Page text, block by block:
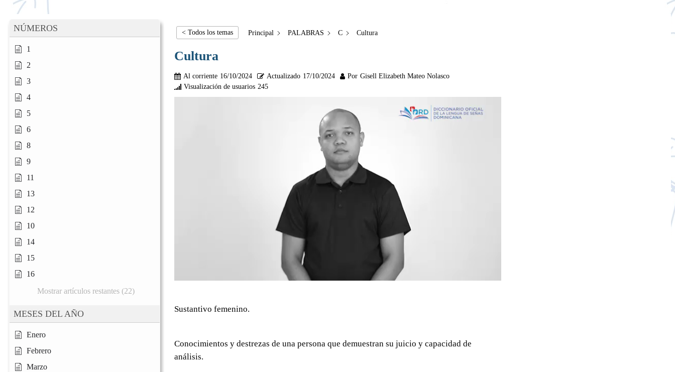
NÚMEROS
1
2
3
4
5
6
8
9
11
13
12
10
14
15
16
Mostrar artículos restantes (22)
MESES DEL AÑO
Enero
Febrero
Marzo
< Todos los temas Principal PALABRAS C Cultura
Cultura
Al corriente 16/10/2024 Actualizado 17/10/2024 Por Gisell Elizabeth Mateo Nolasco
Visualización de usuarios 245
Sustantivo femenino.
Conocimientos y destrezas de una persona que demuestran su juicio y capacidad de
análisis.